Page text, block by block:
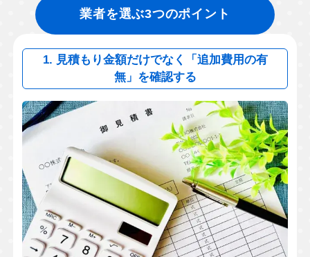
業者を選ぶ3つのポイント
1. 見積もり金額だけでなく「追加費用の有
無」を確認する